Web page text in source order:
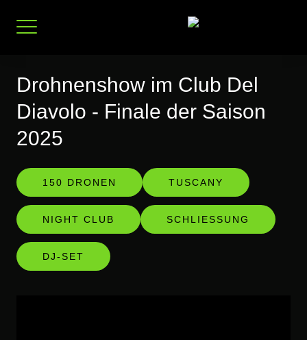
Inhalt
Drohnenshow im Club Del
Diavolo - Finale der Saison
2025
150 DRONEN TUSCANY
NIGHT CLUB SCHLIESSUNG
DJ-SET